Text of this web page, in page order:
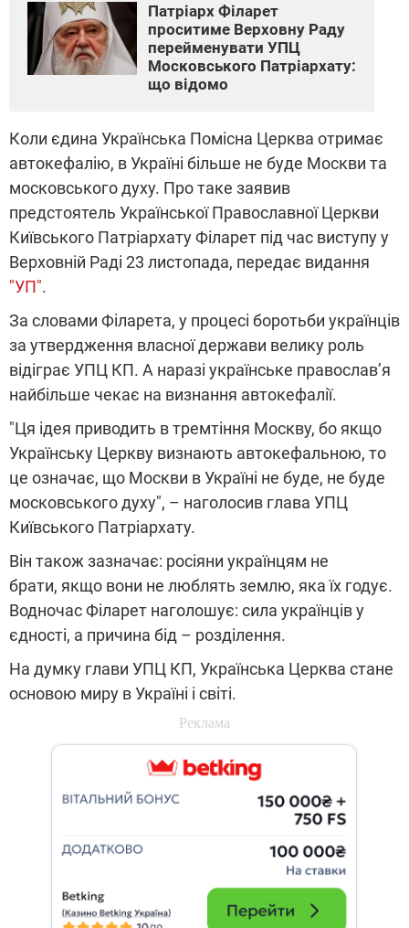
Патріарх Філарет
проситиме Верховну Раду
перейменувати УПЦ
Московського Патріархату:
що відомо
Коли єдина Українська Помісна Церква отримає
автокефалію, в Україні більше не буде Москви та
московського духу. Про таке заявив
предстоятель Української Православної Церкви
Київського Патріархату Філарет під час виступу у
Верховній Раді 23 листопада, передає видання
"УП".
За словами Філарета, у процесі боротьби українців
за утвердження власної держави велику роль
відіграє УПЦ КП. А наразі українське православ’я
найбільше чекає на визнання автокефалії.
"Ця ідея приводить в тремтіння Москву, бо якщо
Українську Церкву визнають автокефальною, то
це означає, що Москви в Україні не буде, не буде
московського духу", – наголосив глава УПЦ
Київського Патріархату.
Він також зазначає: росіяни українцям не
брати, якщо вони не люблять землю, яка їх годує.
Водночас Філарет наголошує: сила українців у
єдності, а причина бід – розділення.
На думку глави УПЦ КП, Українська Церква стане
основою миру в Україні і світі.